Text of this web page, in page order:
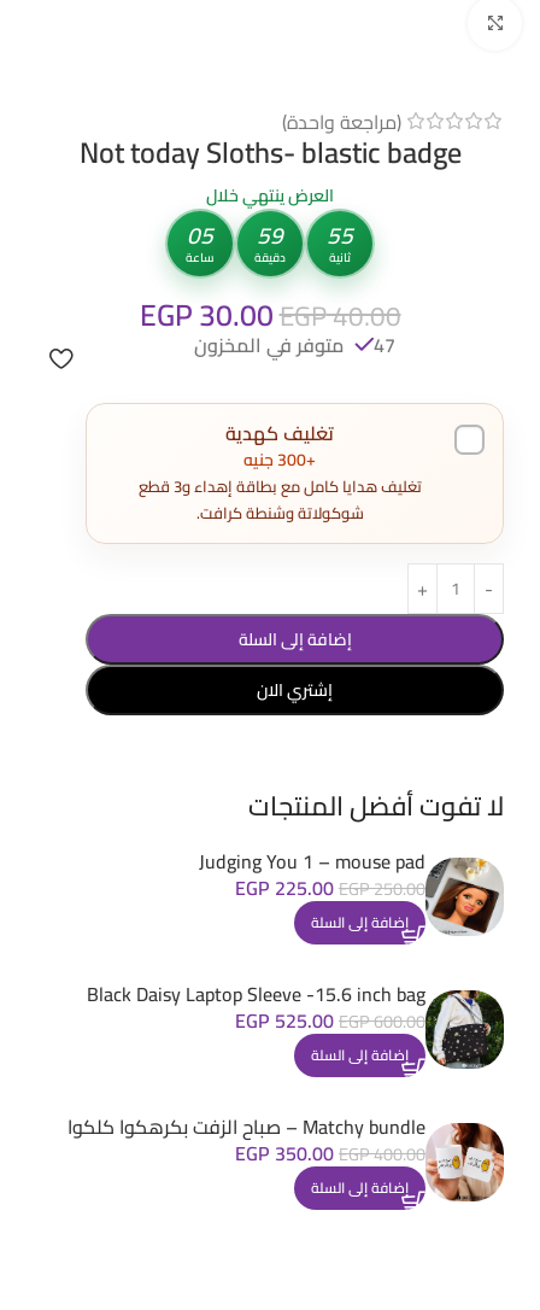
(مراجعة واحدة)
Not today Sloths- blastic badge
العرض ينتهي خلال
05
ساعة
59
دقيقة
55
ثانية
EGP40.00
EGP30.00
47 متوفر في المخزون
تغليف كهدية
+300 جنيه
تغليف هدايا كامل مع بطاقة إهداء و3 قطع
شوكولاتة وشنطة كرافت.
إضافة إلى السلة
إشتري الان
لا تفوت أفضل المنتجات
Judging You 1 – mouse pad
EGP250.00
EGP 225.00
إضافة إلى السلة
Black Daisy Laptop Sleeve -15.6 inch bag
EGP600.00
EGP 525.00
إضافة إلى السلة
Matchy bundle – صباح الزفت بكرهكوا كلكوا
EGP400.00
EGP 350.00
إضافة إلى السلة